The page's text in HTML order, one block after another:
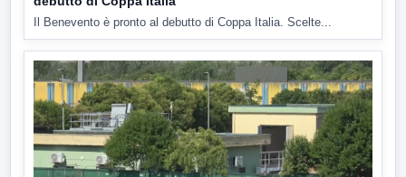
Il Benevento è pronto al debutto di Coppa Italia. Scelte...